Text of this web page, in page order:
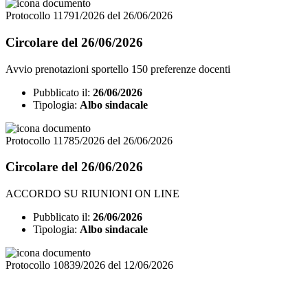
Protocollo 11791/2026 del 26/06/2026
Circolare del 26/06/2026
Avvio prenotazioni sportello 150 preferenze docenti
Pubblicato il: 26/06/2026
Tipologia: Albo sindacale
Protocollo 11785/2026 del 26/06/2026
Circolare del 26/06/2026
ACCORDO SU RIUNIONI ON LINE
Pubblicato il: 26/06/2026
Tipologia: Albo sindacale
Protocollo 10839/2026 del 12/06/2026